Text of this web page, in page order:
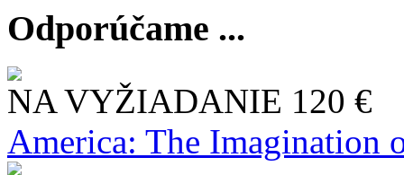
Odporúčame ...
NA VYŽIADANIE 120 €
America: The Imagination